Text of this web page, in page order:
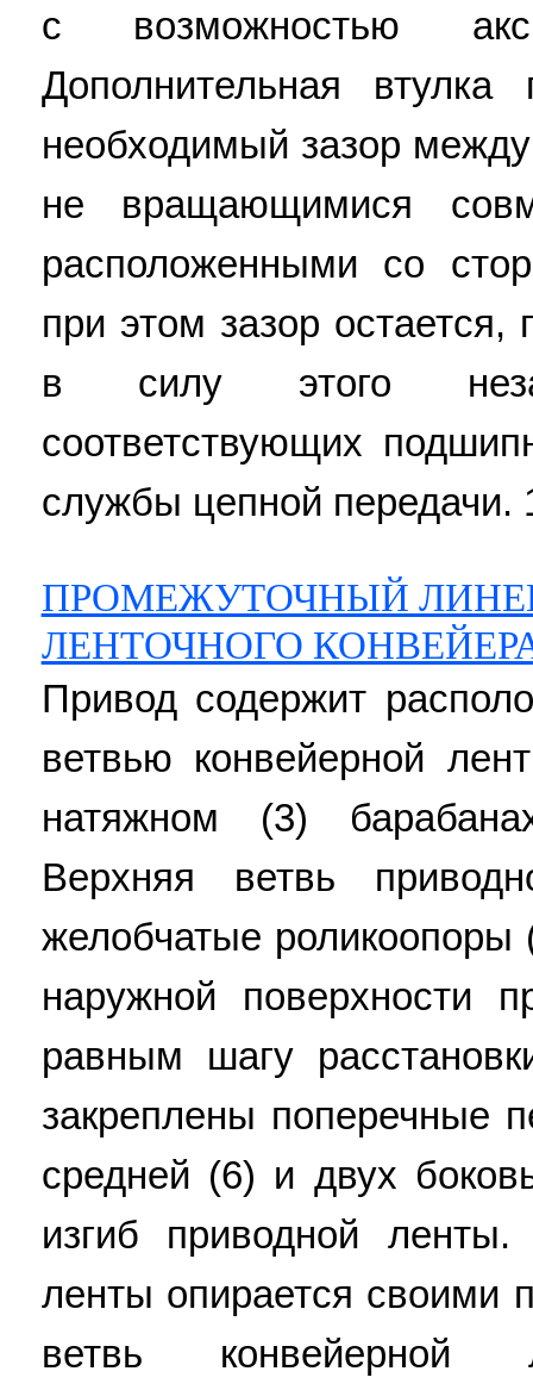
с возможностью
Дополнительная втулка
необходимый зазор
не вращающимися
расположенными со
при этом зазор
в силу этого
соответствующих
службы цепной
ПРОМЕЖУТОЧНЫЙ
ЛЕНТОЧНОГО
Привод содержит
ветвью конвейерной
натяжном (3)
Верхняя ветвь
желобчатые роликоопоры
наружной поверхности
равным шагу
закреплены поперечные
средней (6) и двух
изгиб приводной
ленты опирается своими
ветвь конвейерной